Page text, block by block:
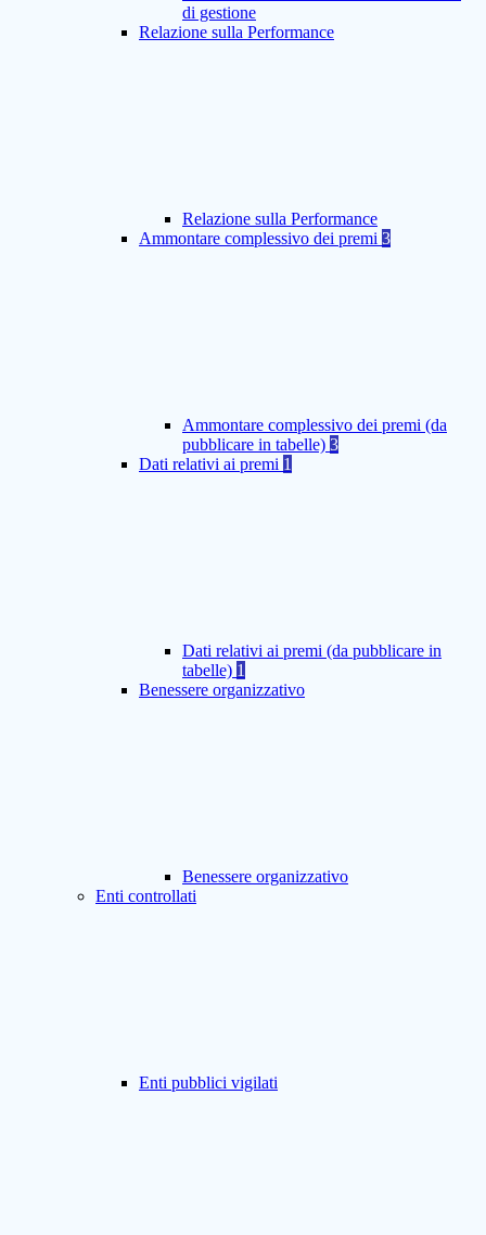
di gestione
Relazione sulla Performance
Relazione sulla Performance
Ammontare complessivo dei premi 3
Ammontare complessivo dei premi (da
pubblicare in tabelle) 3
Dati relativi ai premi 1
Dati relativi ai premi (da pubblicare in
tabelle) 1
Benessere organizzativo
Benessere organizzativo
Enti controllati
Enti pubblici vigilati